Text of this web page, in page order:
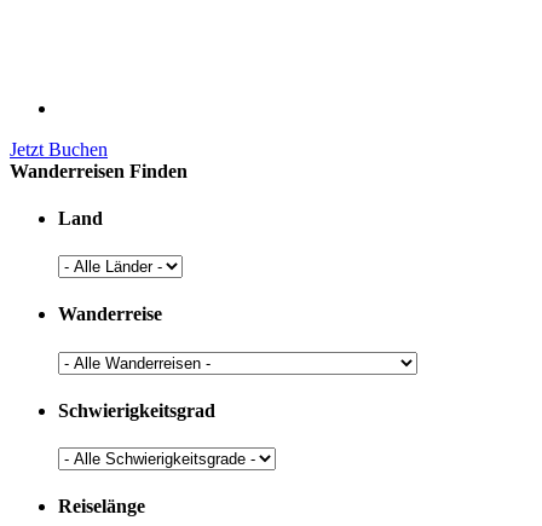
Jetzt Buchen
Wanderreisen Finden
Land
Wanderreise
Schwierigkeitsgrad
Reiselänge